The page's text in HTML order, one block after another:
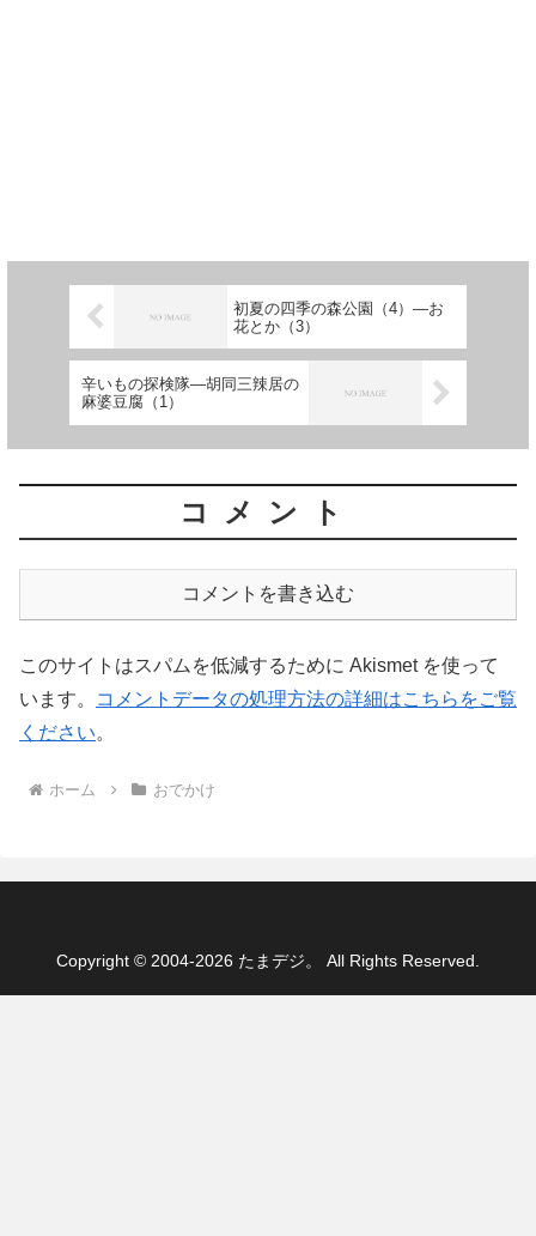
初夏の四季の森公園（4）―お
花とか（3）
辛いもの探検隊―胡同三辣居の
麻婆豆腐（1）
コメント
コメントを書き込む
このサイトはスパムを低減するために Akismet を使って
います。
コメントデータの処理方法の詳細はこちらをご覧
ください。
ホーム おでかけ
Copyright © 2004-2026 たまデジ。 All Rights Reserved.